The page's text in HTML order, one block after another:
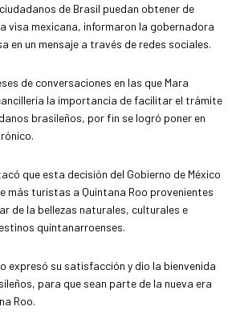
de Brasil puedan obtener de
visa mexicana, informaron la gobernadora
en un mensaje a través de redes sociales.
de conversaciones en las que Mara
la importancia de facilitar el trámite
brasileños, por fin se logró poner en
que esta decisión del Gobierno de México
más turistas a Quintana Roo provenientes
de la bellezas naturales, culturales e
quintanarroenses.
expresó su satisfacción y dio la bienvenida
para que sean parte de la nueva era
Roo.